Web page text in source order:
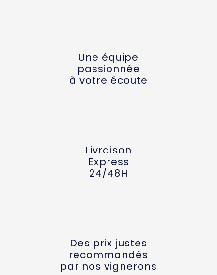
Une équipe
passionnée
à votre écoute
Livraison
Express
24/48H
Des prix justes
recommandés
par nos vignerons